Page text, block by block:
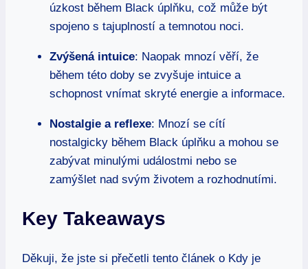
úzkost během Black úplňku, což může být
spojeno s tajuplností a temnotou noci.
Zvýšená intuice: Naopak mnozí věří, že
během této doby se zvyšuje intuice a
schopnost vnímat skryté energie a informace.
Nostalgie a reflexe: Mnozí se cítí
nostalgicky během Black úplňku a mohou se
zabývat minulými událostmi nebo se
zamýšlet nad svým životem a rozhodnutími.
Key Takeaways
Děkuji, že jste si přečetli tento článek o Kdy je